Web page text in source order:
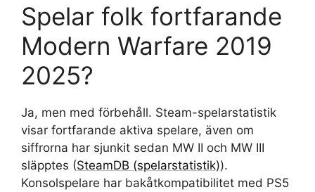
Spelar folk fortfarande
Modern Warfare 2019
2025?
Ja, men med förbehåll. Steam-spelarstatistik
visar fortfarande aktiva spelare, även om
siffrorna har sjunkit sedan MW II och MW III
släpptes (SteamDB (spelarstatistik)).
Konsolspelare har bakåtkompatibilitet med PS5